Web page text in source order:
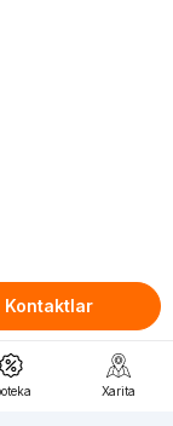
Kontaktlar
Xarita